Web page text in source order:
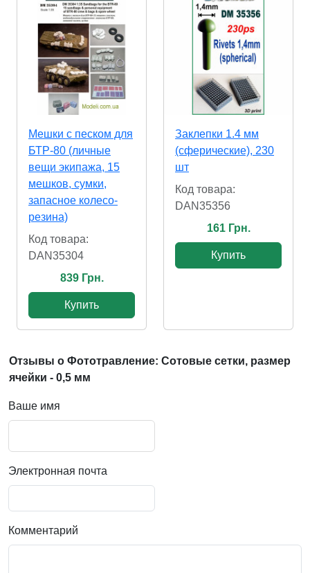
Мешки с песком для
БТР-80 (личные
вещи экипажа, 15
мешков, сумки,
запасное колесо-
резина)
Код товара:
DAN35304
839 Грн.
Купить
Заклепки 1.4 мм
(сферические), 230
шт
Код товара:
DAN35356
161 Грн.
Купить
Отзывы о Фототравление: Сотовые сетки, размер
ячейки - 0,5 мм
Ваше имя
Электронная почта
Комментарий